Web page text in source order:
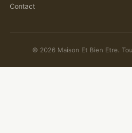
Contact
© 2026 Maison Et Bien Etre.